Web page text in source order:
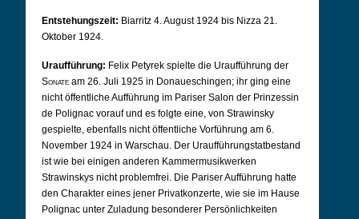
Entstehungszeit: Biarritz 4. August 1924 bis Nizza 21.
Oktober 1924.
Uraufführung: Felix Petyrek spielte die Uraufführung der
Sonate am 26. Juli 1925 in Donaueschingen; ihr ging eine
nicht öffentliche Aufführung im Pariser Salon der Prinzessin
de Polignac vorauf und es folgte eine, von Strawinsky
gespielte, ebenfalls nicht öffentliche Vorführung am 6.
November 1924 in Warschau. Der Uraufführungstatbestand
ist wie bei einigen anderen Kammermusikwerken
Strawinskys nicht problemfrei. Die Pariser Aufführung hatte
den Charakter eines jener Privatkonzerte, wie sie im Hause
Polignac unter Zuladung besonderer Persönlichkeiten